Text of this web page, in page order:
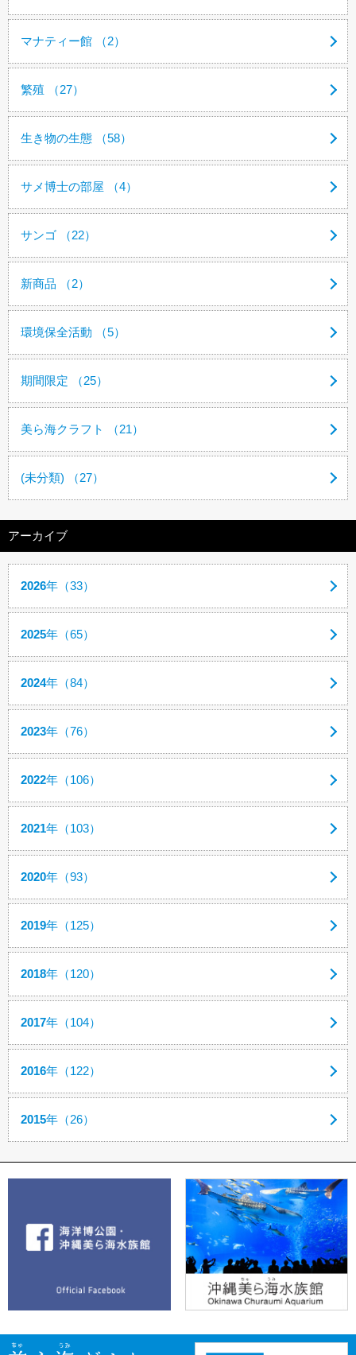
マナティー館 （2）
繁殖 （27）
生き物の生態 （58）
サメ博士の部屋 （4）
サンゴ （22）
新商品 （2）
環境保全活動 （5）
期間限定 （25）
美ら海クラフト （21）
(未分類) （27）
アーカイブ
2026年（33）
2025年（65）
2024年（84）
2023年（76）
2022年（106）
2021年（103）
2020年（93）
2019年（125）
2018年（120）
2017年（104）
2016年（122）
2015年（26）